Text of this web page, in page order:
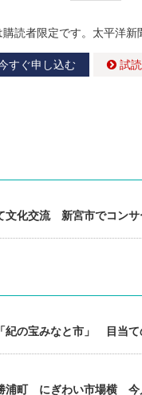
購読者限定です。太平洋新
すぐ申し込む 試
化交流 新宮市でコンサ
の宝みなと市」 目当て
町 にぎわい市場横 今